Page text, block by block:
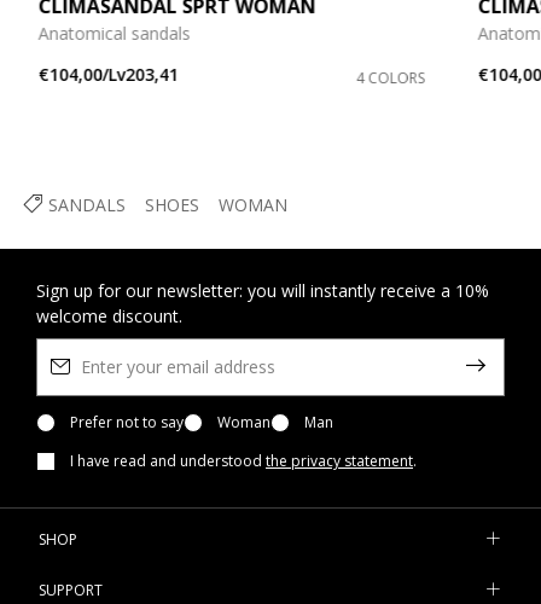
SANDALS SHOES WOMAN
CLIMASANDAL SPRT WOMAN
Anatomical sandals
€104,00/Lv203,41
4 COLORS
Sign up for our newsletter: you will instantly receive a 10%
welcome discount.
Prefer not to say Woman
Man
I have read and understood the privacy statement.
SHOP
SUPPORT